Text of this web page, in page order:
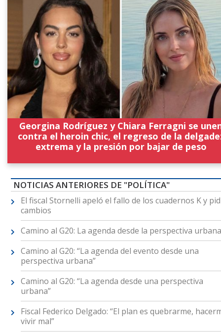
Georgina Rodríguez y Chiara Ferragni se
contra el heroin chic, el regreso de la
extrema y la presión por bajar de peso
NOTICIAS ANTERIORES DE "POLÍTICA"
El fiscal Stornelli apeló el fallo de los cuadernos K y
cambios
Camino al G20: La agenda desde la perspectiva urbana
Camino al G20: “La agenda del evento desde una
perspectiva urbana”
Camino al G20: “La agenda desde una perspectiva
urbana”
Fiscal Federico Delgado: “El plan es quebrarme,
vivir mal”